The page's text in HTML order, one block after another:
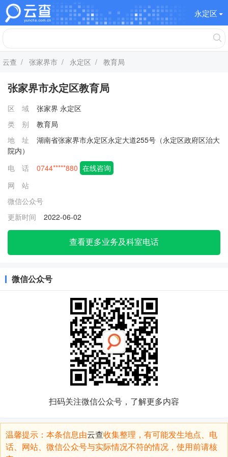
永定区
云查 / 张家界市 / 永定区 / 教育局
张家界市永定区教育局
区 域 张家界 永定区
类 别
教育局
地 址
湖南省张家界市永定区永定大道255号（永定区政府区治大
院内）
电 话
0744*****880 在线咨询
网 站
微信公众号
更新时间
2022-06-02
查看更多业务及科室电话
微信公众号
扫码关注微信公众号，了解更多内容
温馨提示：本条信息由云查收集整理，有可能发生地点、电
话、网站、微信公众号与实际情况不符的情况，使用前请核